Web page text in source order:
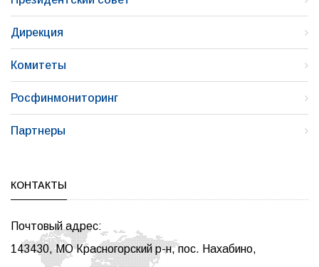
Дирекция
Комитеты
Росфинмониторинг
Партнеры
КОНТАКТЫ
Почтовый адрес:
143430, МО Красногорский р-н, пос. Нахабино,